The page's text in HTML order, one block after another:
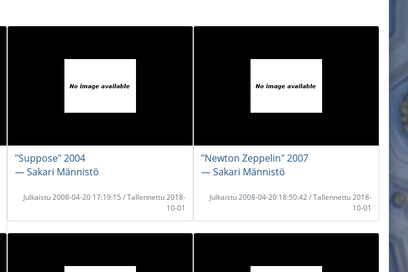
"Suppose" 2004
― Sakari Männistö
Julkaistu 2008-04-20 17:19:15 / Tallennettu 2018-
10-01
"Newton Zeppelin" 2007
― Sakari Männistö
Julkaistu 2008-04-20 18:50:42 / Tallennettu 2018-
10-01